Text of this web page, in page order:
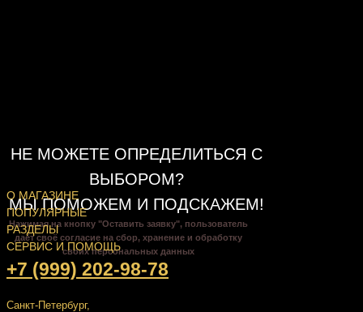
НЕ МОЖЕТЕ ОПРЕДЕЛИТЬСЯ С
ВЫБОРОМ?
МЫ ПОМОЖЕМ И ПОДСКАЖЕМ!
Нажимая на кнопку "Оставить заявку", пользователь
даёт своё согласие на сбор, хранение и обработку
своих персональных данных
О МАГАЗИНЕ
ПОПУЛЯРНЫЕ
РАЗДЕЛЫ
СЕРВИС И ПОМОЩЬ
+7 (999) 202-98-78
Санкт-Петербург,